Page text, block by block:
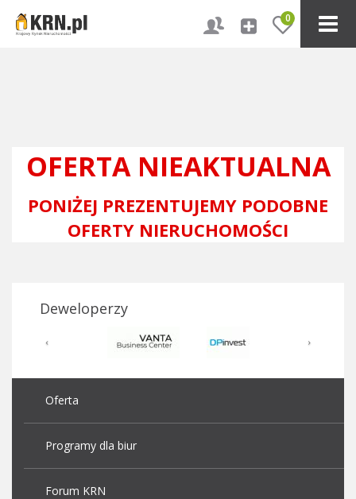
0
OFERTA NIEAKTUALNA
PONIŻEJ PREZENTUJEMY PODOBNE
OFERTY NIERUCHOMOŚCI
Deweloperzy
Oferta
Programy dla biur
Forum KRN